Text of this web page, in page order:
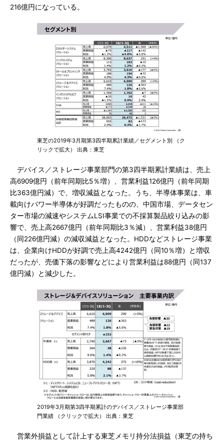
216億円になっている。
東芝の2019年3月期第3四半期累計業績／セグメント別 （ク
リックで拡大） 出典：東芝
デバイス／ストレージ事業部門の第3四半期累計業績は、売上
高6909億円（前年同期比5％増）、営業利益126億円（前年同期
比363億円減）で、増収減益となった。うち、半導体事業は、車
載向けパワー半導体が好調だったものの、中国市場、データセン
ター市場の減速やシステムLSI事業での不採算製品絞り込みの影
響で、売上高2667億円（前年同期比3％減）、営業利益38億円
（同226億円減）の減収減益となった。HDDなどストレージ事業
は、企業向けHDDが好調で売上高4242億円（同10％増）と増収
だったが、売価下落の影響などにより営業利益は88億円（同137
億円減）と減少した。
2019年3月期第3四半期累計のデバイス／ストレージ事業部
門業績 （クリックで拡大） 出典：東芝
営業外損益として計上する東芝メモリ持分法損益（東芝の持ち